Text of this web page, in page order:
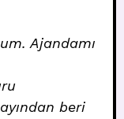
Ajandamı
beri